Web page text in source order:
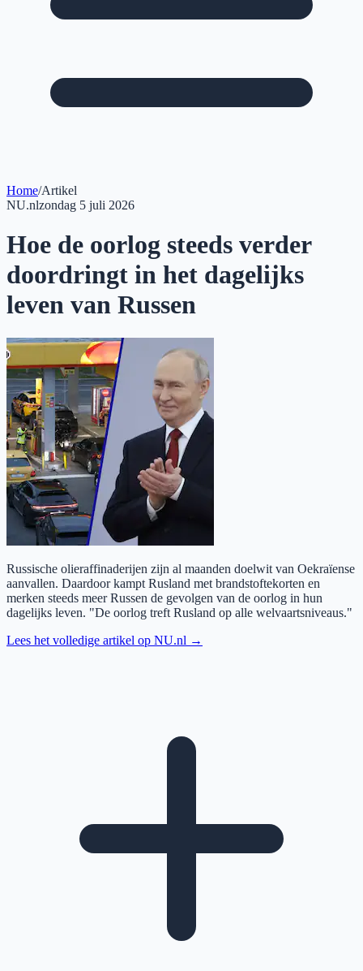
Home/Artikel
NU.nlzondag 5 juli 2026
Hoe de oorlog steeds verder
doordringt in het dagelijks
leven van Russen
Russische olieraffinaderijen zijn al maanden doelwit van Oekraïense
aanvallen. Daardoor kampt Rusland met brandstoftekorten en
merken steeds meer Russen de gevolgen van de oorlog in hun
dagelijks leven. "De oorlog treft Rusland op alle welvaartsniveaus."
Lees het volledige artikel op NU.nl →